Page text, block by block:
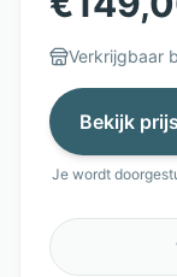
Verkrijgbaar
Bekijk
Je wordt